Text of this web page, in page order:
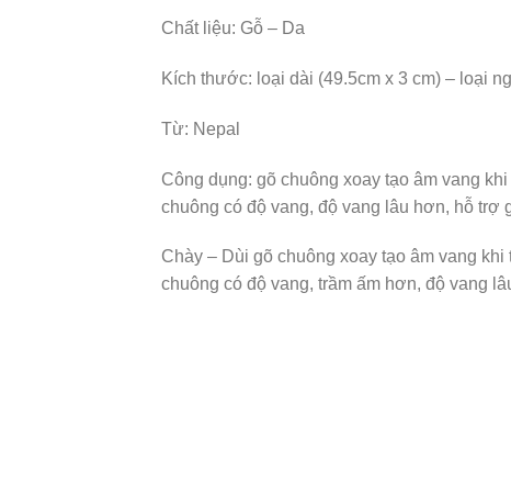
Chất liệu: Gỗ – Da
Kích thước: loại dài (49.5cm x 3 cm) – loại
Từ: Nepal
Công dụng: gõ chuông xoay tạo âm vang
chuông có độ vang, độ vang lâu hơn, hỗ trợ
Chày – Dùi gõ chuông xoay tạo âm vang
chuông có độ vang, trầm ấm hơn, độ vang